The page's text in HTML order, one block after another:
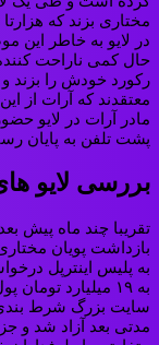
در لایو به خاطر این
حال کمی ناراحت
رکورد خودش را بزند
معتقدند که آرات از
مادر آرات در لایو
پشت تلفن به پایان
بررسی لایو
تقریبا چند ماه پیش
بازداشت پویان
به پلیس اینترپل
به ۱۹ میلیارد
سایت بزرگ شرط
مدتی بعد آزاد شد و